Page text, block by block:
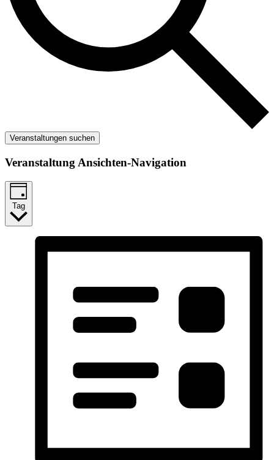
Veranstaltungen suchen
Veranstaltung Ansichten-Navigation
Tag